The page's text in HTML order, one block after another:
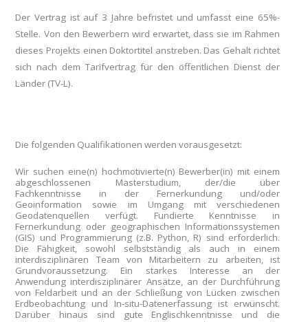
Der Vertrag ist auf 3 Jahre befristet und umfasst eine 65%-
Stelle. Von den Bewerbern wird erwartet, dass sie im Rahmen
dieses Projekts einen Doktortitel anstreben. Das Gehalt richtet
sich nach dem Tarifvertrag für den öffentlichen Dienst der
Länder (TV-L).
Die folgenden Qualifikationen werden vorausgesetzt:
Wir suchen eine(n) hochmotivierte(n) Bewerber(in) mit einem
abgeschlossenen Masterstudium, der/die über
Fachkenntnisse in der Fernerkundung und/oder
Geoinformation sowie im Umgang mit verschiedenen
Geodatenquellen verfügt. Fundierte Kenntnisse in
Fernerkundung oder geographischen Informationssystemen
(GIS) und Programmierung (z.B. Python, R) sind erforderlich.
Die Fähigkeit, sowohl selbstständig als auch in einem
interdisziplinären Team von Mitarbeitern zu arbeiten, ist
Grundvoraussetzung. Ein starkes Interesse an der
Anwendung interdisziplinärer Ansätze, an der Durchführung
von Feldarbeit und an der Schließung von Lücken zwischen
Erdbeobachtung und In-situ-Datenerfassung ist erwünscht.
Darüber hinaus sind gute Englischkenntnisse und die